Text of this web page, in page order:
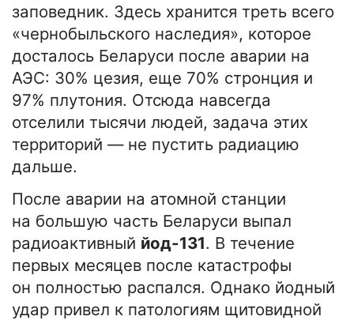
заповедник. Здесь хранится треть всего
«чернобыльского наследия», которое
досталось Беларуси после аварии на
АЭС: 30% цезия, еще 70% стронция и
97% плутония. Отсюда навсегда
отселили тысячи людей, задача этих
территорий — не пустить радиацию
дальше.
После аварии на атомной станции
на большую часть Беларуси выпал
радиоактивный йод-131. В течение
первых месяцев после катастрофы
он полностью распался. Однако йодный
удар привел к патологиям щитовидной